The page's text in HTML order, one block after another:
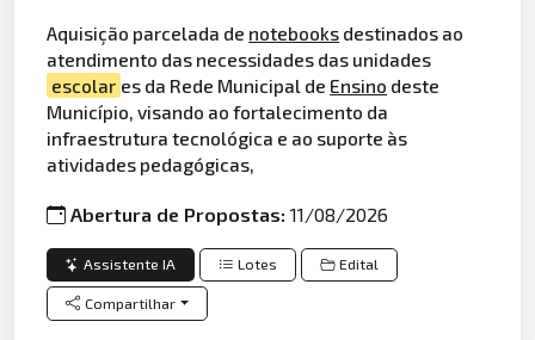
Aquisição parcelada de notebooks destinados ao
atendimento das necessidades das unidades
escolar es da Rede Municipal de Ensino deste
Município, visando ao fortalecimento da
infraestrutura tecnológica e ao suporte às
atividades pedagógicas,
Abertura de Propostas:11/08/2026
Assistente IA Lotes Edital
Compartilhar